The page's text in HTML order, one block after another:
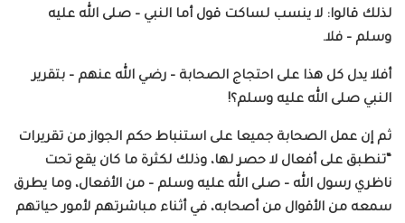
لذلك قالوا: لا ينسب لساكت قول أما النبي – صلى الله عليه
وسلم – فلا.
أفلا يدل كل هذا على احتجاج الصحابة – رضي الله عنهم – بتقرير
النبي صلى الله عليه وسلم؟!
ثم إن عمل الصحابة جميعا على استنباط حكم الجواز من تقريرات
“تنطبق على أفعال لا حصر لها، وذلك لكثرة ما كان يقع تحت
ناظري رسول الله – صلى الله عليه وسلم – من الأفعال، وما يطرق
سمعه من الأقوال من أصحابه، في أثناء مباشرتهم لأمور حياتهم